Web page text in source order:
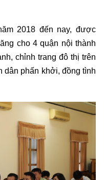
2018 đến nay, được
cho 4 quận nội thành
chỉnh trang đô thị trên
dân phấn khởi, đồng tình